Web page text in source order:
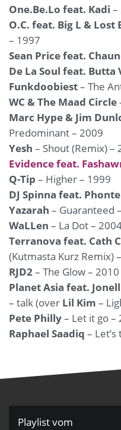
One.Be.Lo feat. Kadi –
O.C. feat. Big L & Lost
– 1997
Sean Price feat.
De La Soul feat. Butta
Funkdoobiest– The
WC & The Maad Circle
Marc Hype & Jim
Predominant – 2009
Yesh – Shout (Remix) –
Evidence feat.
Q-Tip – Higher – 1999
DJ Spinna feat.
Yazarah – Guaranteed
WaLLen – La Dot –
Terranova feat. Cath
(Kutmasta Kurz Remix)
RJD2– The Glow – 2010
Planet Asia feat. Jonell
– talk (over Lil Kim –
Pete Philly– Let it go –
Raphael Saadiq –
Playlist vom